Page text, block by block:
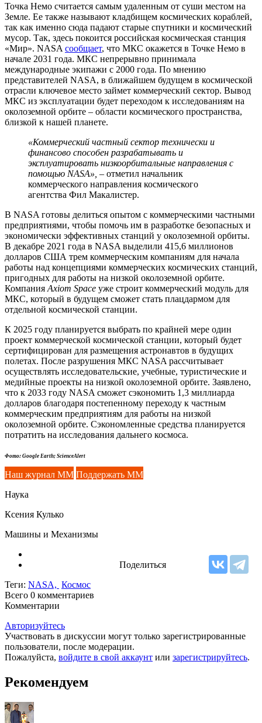
Точка Немо считается самым удаленным от суши местом на
Земле. Ее также называют кладбищем космических кораблей,
так как именно сюда падают старые спутники и космический
мусор. Так, здесь покоится российская космическая станция
«Мир». NASA сообщает, что МКС окажется в Точке Немо в
начале 2031 года. МКС непрерывно принимала
международные экипажи с 2000 года. По мнению
представителей NASA, в ближайшем будущем в космической
отрасли ключевое место займет коммерческий сектор. Вывод
МКС из эксплуатации будет переходом к исследованиям на
околоземной орбите – области космического пространства,
близкой к нашей планете.
«Коммерческий частный сектор технически и
финансово способен разрабатывать и
эксплуатировать низкоорбитальные направления с
помощью NASA», – отметил начальник
коммерческого направления космического
агентства Фил Макалистер.
В NASA готовы делиться опытом с коммерческими частными
предприятиями, чтобы помочь им в разработке безопасных и
экономически эффективных станций у околоземной орбиты.
В декабре 2021 года в NASA выделили 415,6 миллионов
долларов США трем коммерческим компаниям для начала
работы над концепциями коммерческих космических станций,
пригодных для работы на низкой околоземной орбите.
Компания Axiom Space уже строит коммерческий модуль для
МКС, который в будущем сможет стать плацдармом для
отдельной космической станции.
К 2025 году планируется выбрать по крайней мере один
проект коммерческой космической станции, который будет
сертифицирован для размещения астронавтов в будущих
полетах. После разрушения МКС NASA рассчитывает
осуществлять исследовательские, учебные, туристические и
медийные проекты на низкой околоземной орбите. Заявлено,
что к 2033 году NASA сможет сэкономить 1,3 миллиарда
долларов благодаря постепенному переходу к частным
коммерческим предприятиям для работы на низкой
околоземной орбите. Сэкономленные средства планируется
потратить на исследования дальнего космоса.
Фото: Google Earth; ScienceAlert
Наш журнал ММ Поддержать ММ
Наука
Ксения Кулько
Машины и Механизмы
Поделиться
Теги: NASA, Космос
Всего 0 комментариев
Комментарии
Авторизуйтесь
Участвовать в дискуссии могут только зарегистрированные
пользователи, после модерации.
Пожалуйста, войдите в свой аккаунт или зарегистрируйтесь.
Рекомендуем